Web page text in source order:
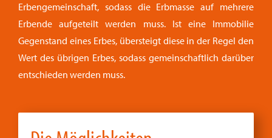
Erbengemeinschaft, sodass die Erbmasse auf mehrere
Erbende aufgeteilt werden muss. Ist eine Immobilie
Gegenstand eines Erbes, übersteigt diese in der Regel den
Wert des übrigen Erbes, sodass gemeinschaftlich darüber
entschieden werden muss.